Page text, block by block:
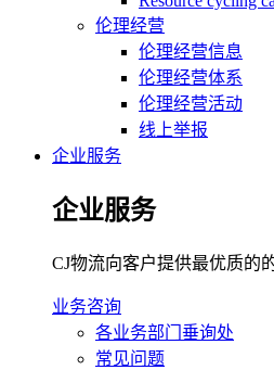
伦理经营
伦理经营信息
伦理经营体系
伦理经营活动
线上举报
企业服务
企业服务
CJ物流向客户提供最优质的
业务咨询
各业务部门垂询处
常见问题